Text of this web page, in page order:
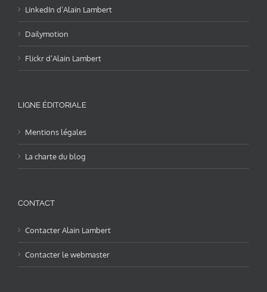
LinkedIn d’Alain Lambert
Dailymotion
Flickr d’Alain Lambert
LIGNE ÉDITORIALE
Mentions légales
La charte du blog
CONTACT
Contacter Alain Lambert
Contacter le webmaster